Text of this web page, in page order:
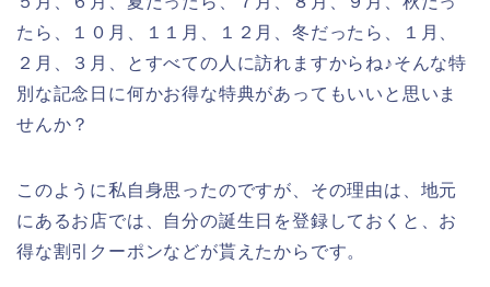
たら、１０月、１１月、１２月、冬だったら、１月、
２月、３月、とすべての人に訪れますからね♪そんな特
別な記念日に何かお得な特典があってもいいと思いま
せんか？
このように私自身思ったのですが、その理由は、地元
にあるお店では、自分の誕生日を登録しておくと、お
得な割引クーポンなどが貰えたからです。